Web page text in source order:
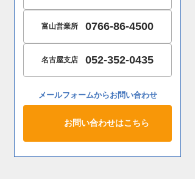
富山営業所 0766-86-4500
名古屋支店 052-352-0435
メールフォームからお問い合わせ
お問い合わせはこちら